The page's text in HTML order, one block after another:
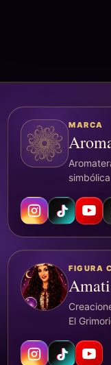
MARCA
FIGURA
El